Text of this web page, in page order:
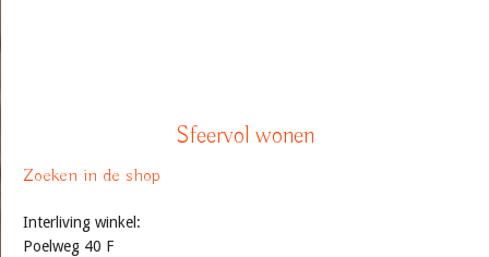
Sfeervol wonen
Zoeken in de shop
Interliving winkel:
Poelweg 40 F